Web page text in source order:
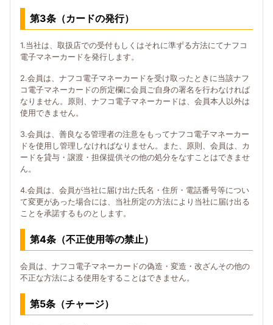
第3条（カードの発行）
1.当社は、取扱店での受付もしくはそれに準ずる方法にてナフコ
電子マネーカードを発行します。
2.会員は、ナフコ電子マネーカードを受け取ったときに当該ナフ
コ電子マネーカードの所定欄に会員ご自身の署名を行わなければ
なりません。原則、ナフコ電子マネーカードは、会員本人以外は
使用できません。
3.会員は、善良なる管理者の注意をもってナフコ電子マネーカー
ドを使用し管理しなければなりません。また、原則、会員は、カ
ードを貸与・譲渡・担保提供その他の処分をなすことはできませ
ん。
4.会員は、会員が当社に届け出た氏名・住所・電話番号等につい
て変更があった場合には、当社所定の方法により当社に届け出る
ことを承諾するものとします。
第4条（不正使用等の禁止）
会員は、ナフコ電子マネーカードの偽造・変造・改ざんその他の
不正な方法による使用をすることはできません。
第5条（チャージ）